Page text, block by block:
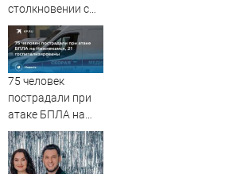
Тверь ново
столкновении с
ГАЗЕлью в Твери
75 человек
пострадали при
атаке БПЛА на
Нижнекамск, 21
госпитализированы